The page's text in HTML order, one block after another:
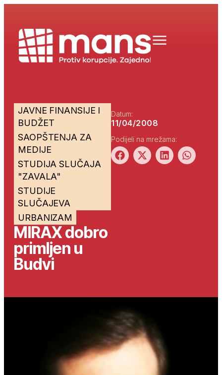
JAVNE FINANSIJE I
BUDŽET
SAOPŠTENJA ZA
MEDIJE
STUDIJA SLUČAJA
"ZAVALA"
STUDIJE
SLUČAJEVA
URBANIZAM
MIRAX dobro
primljen u
Budvi
Datum:
11/04/2008
Podijeli na mrežama: